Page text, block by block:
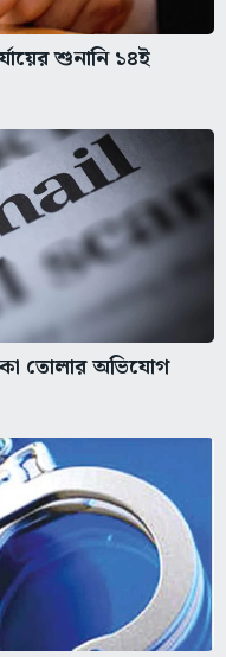
শুনানি ১৪ই
তোলার অভিযোগ